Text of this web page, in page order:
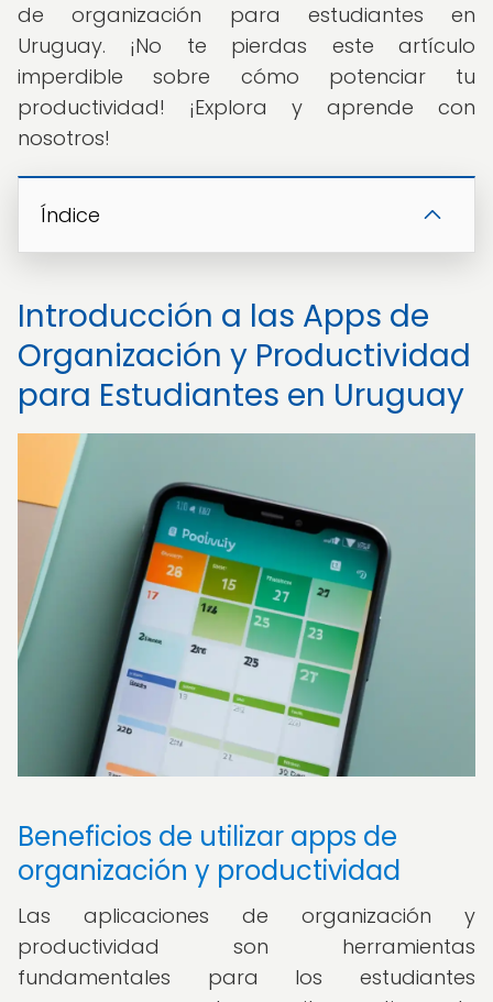
de organización para estudiantes en
Uruguay. ¡No te pierdas este artículo
imperdible sobre cómo potenciar tu
productividad! ¡Explora y aprende con
nosotros!
Índice
Introducción a las Apps de
Organización y Productividad
para Estudiantes en Uruguay
Beneficios de utilizar apps de
organización y productividad
Las aplicaciones de organización y
productividad son herramientas
fundamentales para los estudiantes